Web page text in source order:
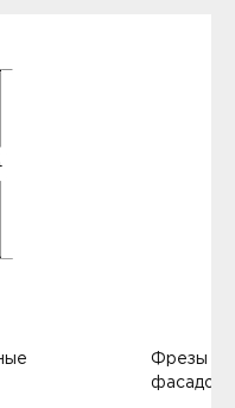
Фрезы
фасадов